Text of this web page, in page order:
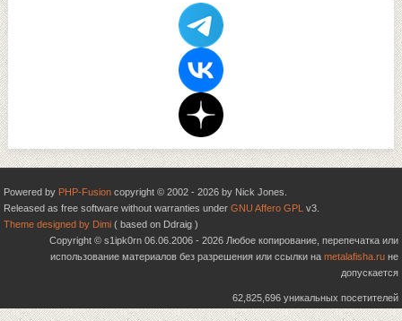
Powered by PHP-Fusion copyright © 2002 - 2026 by Nick Jones.
Released as free software without warranties under GNU Affero GPL v3.
Theme designed by Dimi ( based on Ddraig )
Copyright © s1ipk0rn 06.06.2006 - 2026 Любое копирование, перепечатка или
использование материалов без разрешения или ссылки на metalafisha.ru не
допускается
62,825,696 уникальных посетителей